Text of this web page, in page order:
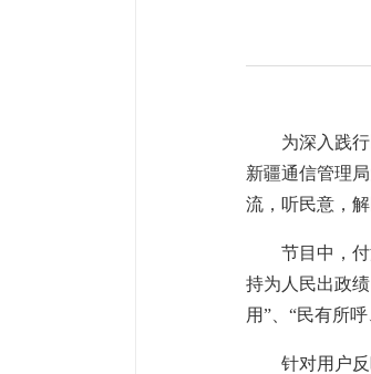
为深入践
新疆通信管理
流，听民意，
节目中，
持为人民出政
用”、“民有所
针对用户